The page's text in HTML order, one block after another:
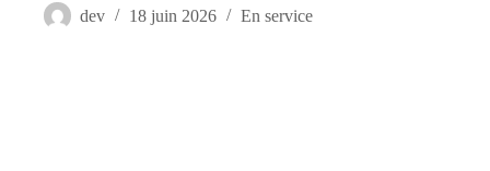
dev 18 juin 2026 En service